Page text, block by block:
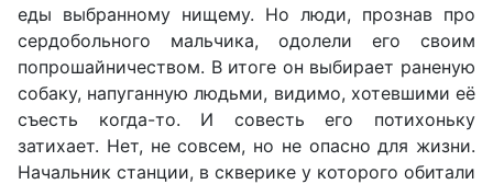
еды выбранному нищему. Но люди, прознав про
сердобольного мальчика, одолели его своим
попрошайничеством. В итоге он выбирает раненую
собаку, напуганную людьми, видимо, хотевшими её
съесть когда-то. И совесть его потихоньку
затихает. Нет, не совсем, но не опасно для жизни.
Начальник станции, в скверике у которого обитали